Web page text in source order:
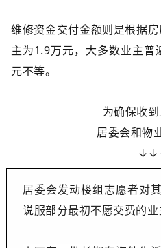
维修资金交付金额则是根据
主为1.9万元，大多数业主
元不等。
为确保收
居委会和物
居委会发动楼组志愿者对
说服部分最初不愿交费的业